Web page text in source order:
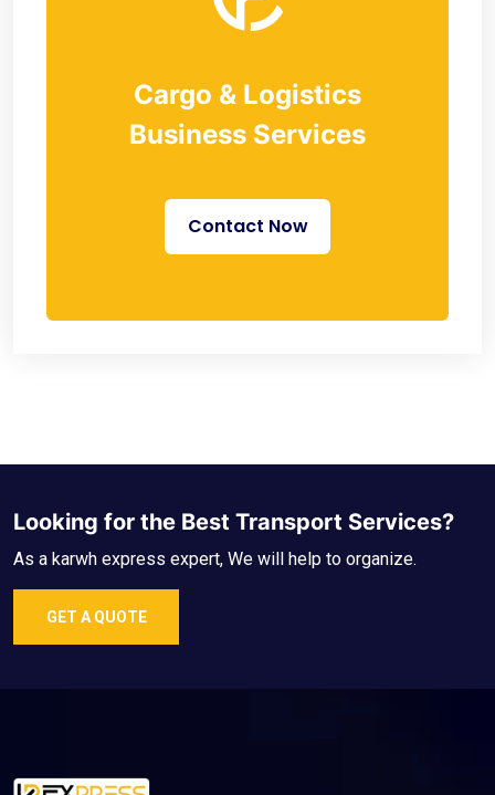
Cargo & Logistics
Business Services
Contact Now
Looking for the Best Transport Services?
As a karwh express expert, We will help to organize.
GET A QUOTE